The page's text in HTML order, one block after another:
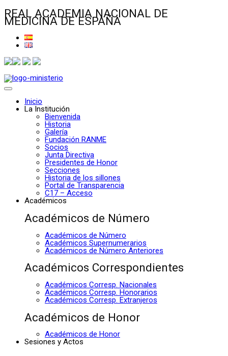
REAL ACADEMIA NACIONAL DE
MEDICINA DE ESPAÑA
Inicio
La Institución
Bienvenida
Historia
Galería
Fundación RANME
Socios
Junta Directiva
Presidentes de Honor
Secciones
Historia de los sillones
Portal de Transparencia
C17 – Acceso
Académicos
Académicos de Número
Académicos de Número
Académicos Supernumerarios
Académicos de Número Anteriores
Académicos Correspondientes
Académicos Corresp. Nacionales
Académicos Corresp. Honorarios
Académicos Corresp. Extranjeros
Académicos de Honor
Académicos de Honor
Sesiones y Actos